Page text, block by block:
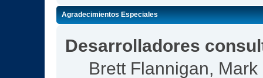
Agradecimientos Especiales
Desarrolladores
Brett Flannigan,